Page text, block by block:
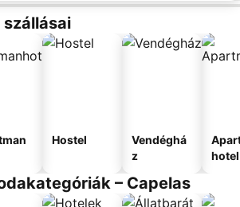
Hostel
Vendéghá
z
hotel
– Capelas